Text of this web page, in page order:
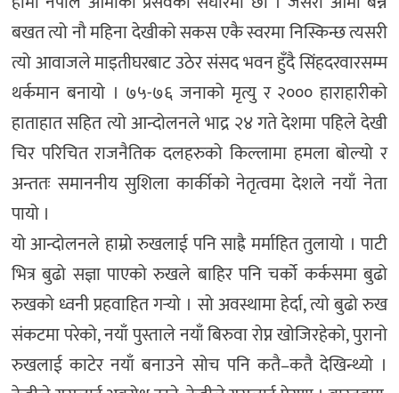
बखत त्यो नौ महिना देखीको सकस एकै स्वरमा निस्किन्छ त्यसरी
त्यो आवाजले माइतीघरबाट उठेर संसद भवन हुँदै सिंहदरवारसम्म
थर्कमान बनायो । ७५-७६ जनाको मृत्यु र २००० हाराहारीको
हाताहात सहित त्यो आन्दोलनले भाद्र २४ गते देशमा पहिले देखी
चिर परिचित राजनैतिक दलहरुको किल्लामा हमला बोल्यो र
अन्ततः समाननीय सुशिला कार्कीको नेतृत्वमा देशले नयाँ नेता
पायो ।
यो आन्दोलनले हाम्रो रुखलाई पनि साह्रै मर्माहित तुलायो । पाटी
भित्र बुढो सज्ञा पाएको रुखले बाहिर पनि चर्को कर्कसमा बुढो
रुखको ध्वनी प्रहवाहित गर्‍यो । सो अवस्थामा हेर्दा, त्यो बुढो रुख
संकटमा परेको, नयाँ पुस्ताले नयाँ बिरुवा रोप्न खोजिरहेको, पुरानो
रुखलाई काटेर नयाँ बनाउने सोच पनि कतै–कतै देखिन्थ्यो ।